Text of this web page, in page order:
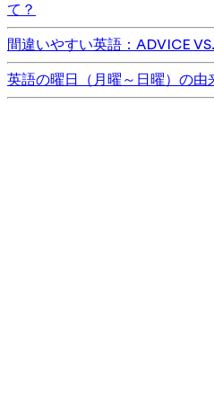
て？
間違いやすい英語：ADVICE
英語の曜日（月曜～日曜）の由